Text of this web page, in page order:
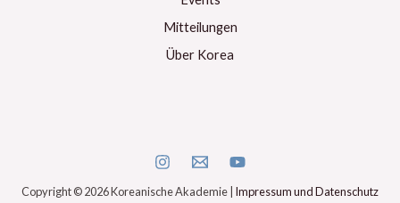
Mitteilungen
Über Korea
Copyright © 2026 Koreanische Akademie | Impressum und Datenschutz